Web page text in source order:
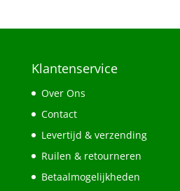
Klantenservice
Over Ons
Contact
Levertijd & verzending
Ruilen & retourneren
Betaalmogelijkheden